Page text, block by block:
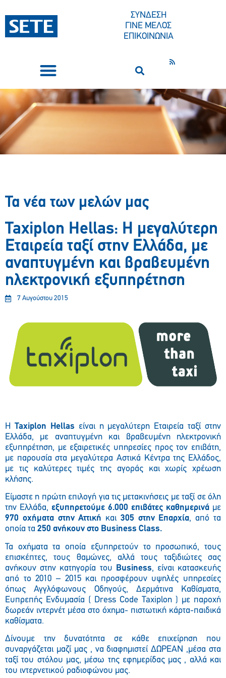
ΣΥΝΔΕΣΗ
ΓΙΝΕ ΜΕΛΟΣ
ΕΠΙΚΟΙΝΩΝΙΑ
Τα νέα των μελών μας
Taxiplon Hellas: H μεγαλύτερη
Εταιρεία ταξί στην Ελλάδα, με
αναπτυγμένη και βραβευμένη
ηλεκτρονική εξυπηρέτηση
7 Αυγούστου 2015
H Taxiplon Hellas είναι η μεγαλύτερη Εταιρεία ταξί στην
Ελλάδα, με αναπτυγμένη και βραβευμένη ηλεκτρονική
εξυπηρέτηση, με εξαιρετικές υπηρεσίες προς τον επιβάτη,
με παρουσία στα μεγαλύτερα Αστικά Κέντρα της Ελλάδος,
με τις καλύτερες τιμές της αγοράς και χωρίς χρέωση
κλήσης.
Είμαστε η πρώτη επιλογή για τις μετακινήσεις με ταξί σε όλη
την Ελλάδα, εξυπηρετούμε 6.000 επιβάτες καθημερινά με
970 οχήματα στην Αττική και 305 στην Επαρχία, από τα
οποία τα 250 ανήκουν στο Business Class.
Τα οχήματα τα οποία εξυπηρετούν το προσωπικό, τους
επισκέπτες, τους θαμώνες, αλλά τους ταξιδιώτες σας
ανήκουν στην κατηγορία του Business, είναι κατασκευής
από το 2010 – 2015 και προσφέρουν υψηλές υπηρεσίες
όπως Αγγλόφωνους Οδηγούς, Δερμάτινα Καθίσματα,
Ευπρεπής Ενδυμασία ( Dress Code Taxiplon ) με παροχή
δωρεάν ιντερνέτ μέσα στο όχημα- πιστωτική κάρτα-παιδικά
καθίσματα.
Δίνουμε την δυνατότητα σε κάθε επιχείρηση που
συναργάζεται μαζί μας , να διαφημιστεί ΔΩΡΕΑΝ ,μέσα στα
ταξί του στόλου μας, μέσω της εφημερίδας μας , αλλά και
του ιντερνετικού ραδιοφώνου μας.